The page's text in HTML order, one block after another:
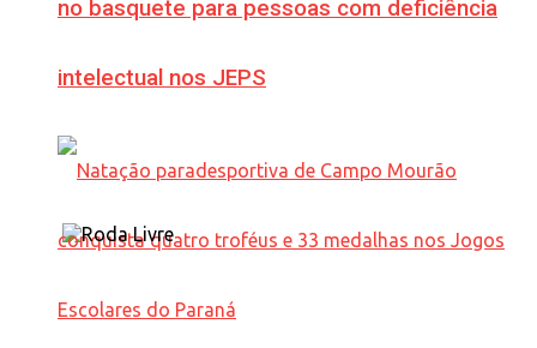
no basquete para pessoas com deficiência
intelectual nos JEPS